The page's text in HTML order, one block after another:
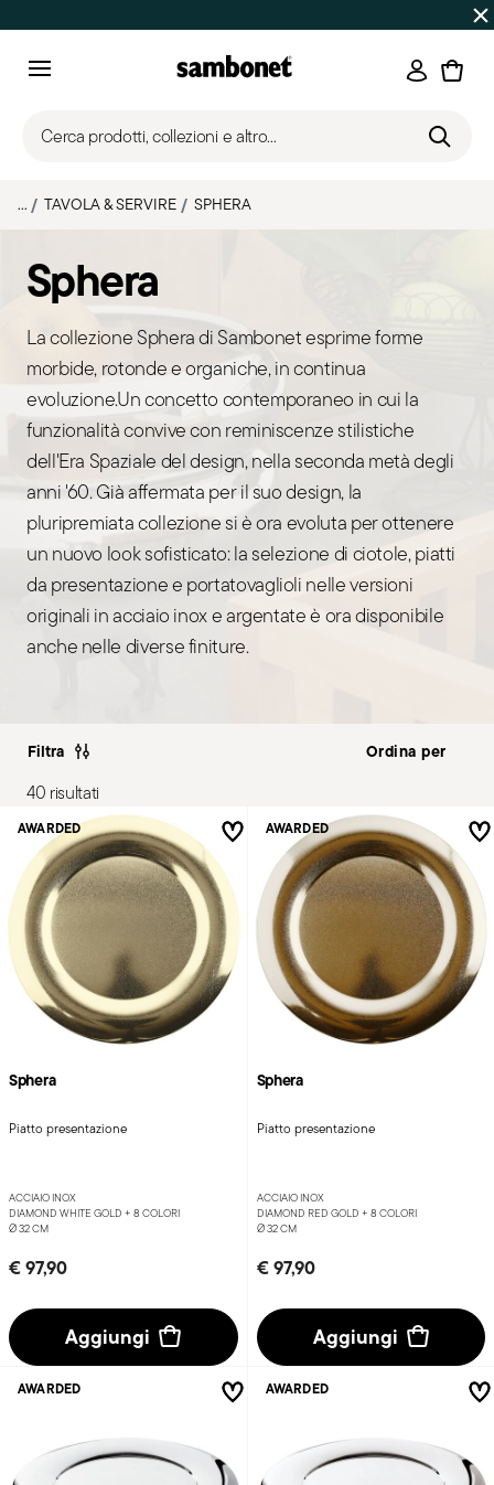
Fino al -50% | Ordini dal 7 al 16 agosto:
Accedi
Cerca prodotti, collezioni e altro...
... TAVOLA & SERVIRE SPHERA
Sphera
La collezione Sphera di Sambonet esprime forme
morbide, rotonde e organiche, in continua
evoluzione.Un concetto contemporaneo in cui la
funzionalità convive con reminiscenze stilistiche
dell'Era Spaziale del design, nella seconda metà degli
anni '60. Già affermata per il suo design, la
pluripremiata collezione si è ora evoluta per ottenere
un nuovo look sofisticato: la selezione di ciotole, piatti
da presentazione e portatovaglioli nelle versioni
originali in acciaio inox e argentate è ora disponibile
anche nelle diverse finiture.
Filtra
40 risultati
Sphera
Piatto presentazione
ACCIAIO INOX
DIAMOND WHITE GOLD + 8 COLORI
Ø 32 CM
€ 97,90
Aggiungi
AWARDED
Sphera
Piatto presentazione
ACCIAIO INOX
DIAMOND RED GOLD + 8 COLORI
Ø 32 CM
€ 97,90
Aggiungi
AWARDED
AWARDED AWARDED